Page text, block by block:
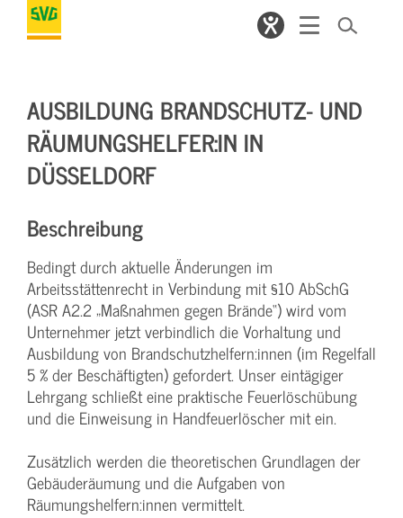
AUSBILDUNG BRANDSCHUTZ- UND
RÄUMUNGSHELFER:IN IN
DÜSSELDORF
Beschreibung
Bedingt durch aktuelle Änderungen im
Arbeitsstättenrecht in Verbindung mit §10 AbSchG
(ASR A2.2 „Maßnahmen gegen Brände“) wird vom
Unternehmer jetzt verbindlich die Vorhaltung und
Ausbildung von Brandschutzhelfern:innen (im Regelfall
5 % der Beschäftigten) gefordert. Unser eintägiger
Lehrgang schließt eine praktische Feuerlöschübung
und die Einweisung in Handfeuerlöscher mit ein.
Zusätzlich werden die theoretischen Grundlagen der
Gebäuderäumung und die Aufgaben von
Räumungshelfern:innen vermittelt.